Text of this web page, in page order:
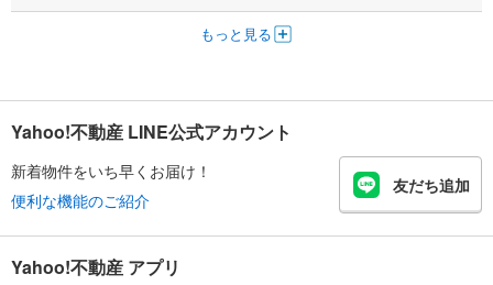
もっと見る
Yahoo!不動産 LINE公式アカウント
新着物件をいち早くお届け！
便利な機能のご紹介
友だち追加
Yahoo!不動産 アプリ